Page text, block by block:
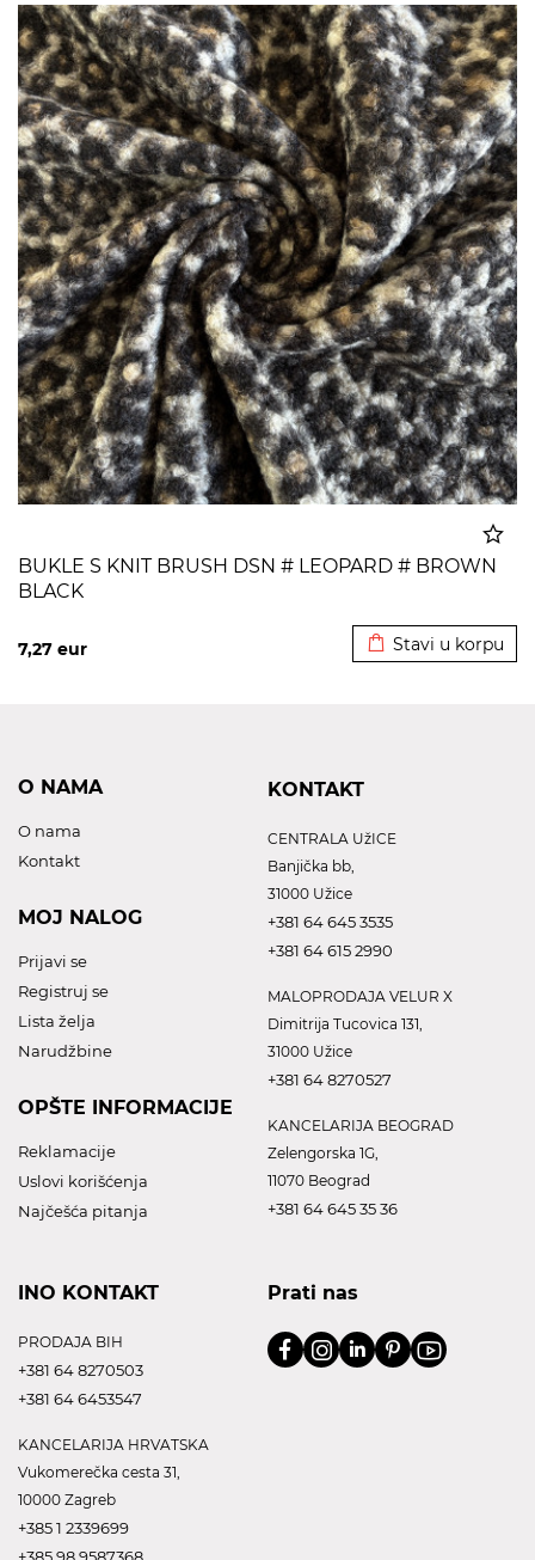
BUKLE S KNIT BRUSH DSN # LEOPARD # BROWN
BLACK
7,27 eur Stavi u korpu
O NAMA
O nama
Kontakt
MOJ NALOG
Prijavi se
Registruj se
Lista želja
Narudžbine
OPŠTE INFORMACIJE
Reklamacije
Uslovi korišćenja
Najčešća pitanja
KONTAKT
CENTRALA UžICE
Banjička bb,
31000 Užice
+381 64 645 3535
+381 64 615 2990
MALOPRODAJA VELUR X
Dimitrija Tucovica 131,
31000 Užice
+381 64 8270527
KANCELARIJA BEOGRAD
Zelengorska 1G,
11070 Beograd
+381 64 645 35 36
INO KONTAKT
PRODAJA BIH
+381 64 8270503
+381 64 6453547
KANCELARIJA HRVATSKA
Vukomerečka cesta 31,
10000 Zagreb
+385 1 2339699
Prati nas